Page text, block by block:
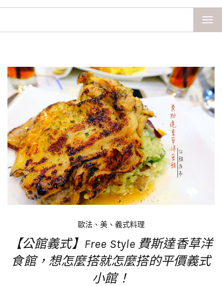
歐法、美、義式料理
【公館義式】Free Style 費斯達香草洋
食館，想怎麼搭就怎麼搭的平價義式
小館！